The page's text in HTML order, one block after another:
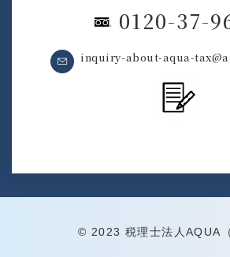
0120-37-
inquiry-about-aqua-
© 2023 税理士法人AQUA